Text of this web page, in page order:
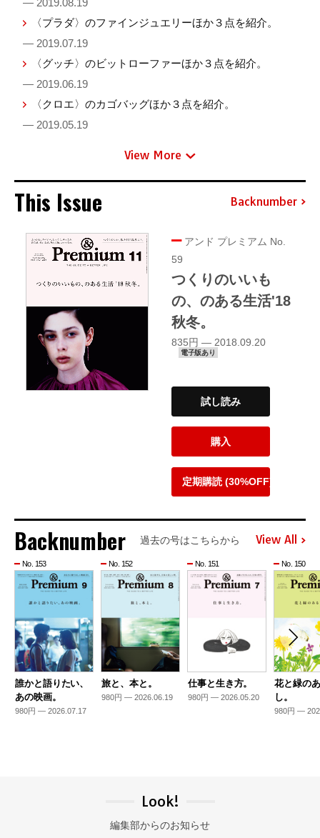
— 2019.08.19
〈プラダ〉のファインジュエリーほか３点を紹介。
— 2019.07.19
〈グッチ〉のビットローファーほか３点を紹介。
— 2019.06.19
〈クロエ〉のカゴバッグほか３点を紹介。
— 2019.05.19
View More
This Issue Backnumber
アンド プレミアム No.
59
つくりのいいも
の、のある生活'18
秋冬。
835円 — 2018.09.20
電子版あり
試し読み
購入
定期購読 (30%OFF)
Backnumber 過去の号はこちらから View All
No. 153
誰かと語りたい、
あの映画。
980円 — 2026.07.17
No. 152
旅と、本と。
980円 — 2026.06.19
No. 151
仕事と生き方。
980円 — 2026.05.20
No. 150
花と緑の
し。
980円 —
Look!
編集部からのお知らせ